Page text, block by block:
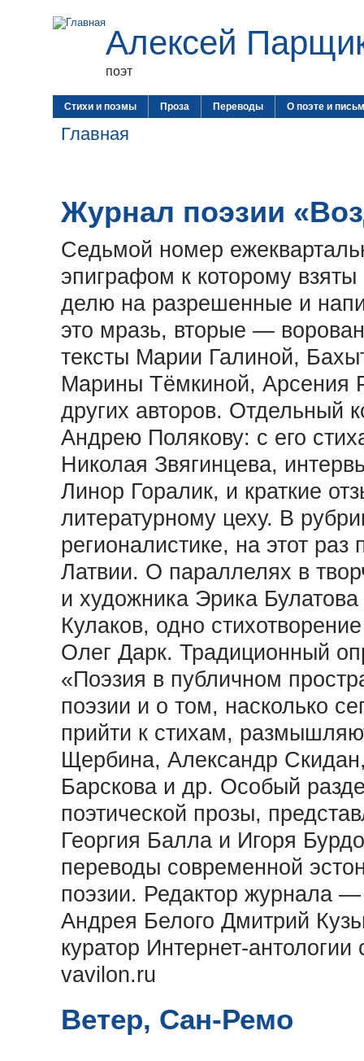
Алексей
поэт
Стихи и поэмы Проза Переводы О поэте и
Главная
Журнал поэзии
Седьмой номер
эпиграфом к которому
делю на разрешенные и
это мразь, вторые —
тексты Марии Галиной,
Марины Тёмкиной, Арсения
других авторов. Отдельный
Андрею Полякову: с его
Николая Звягинцева,
Линор Горалик, и краткие
литературному цеху. В
регионалистике, на этот
Латвии. О параллелях в
и художника Эрика
Кулаков, одно
Олег Дарк. Традиционный
«Поэзия в публичном
поэзии и о том, насколько
прийти к стихам,
Щербина, Александр
Барскова и др. Особый
поэтической прозы,
Георгия Балла и Игоря
переводы современной
поэзии. Редактор журнала
Андрея Белого Дмитрий
куратор Интернет-
vavilon.ru
Ветер, Сан-Ремо